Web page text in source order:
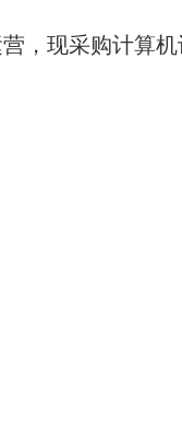
，现采购计算